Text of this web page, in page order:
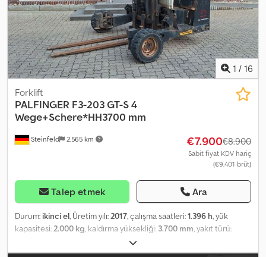
1 / 16
Steinfeld 2.565 km
Forklift
PALFINGER F3-203 GT-S 4
Wege+Schere*HH3700 mm
€7.900€8.900
Sabit fiyat KDV hariç
(€9.401 brüt)
Talep etmek Ara
Durum: ikinci el, Üretim yılı:2017, çalışma saatleri:1.396 h, yük
kapasitesi:2.000 kg, kaldırma yüksekliği: 3.700 mm, yakıt türü:
2.750 mm, Donanım:
Offered is a Palfinger F3-203 GT-S 4-way truck-mounted forklift